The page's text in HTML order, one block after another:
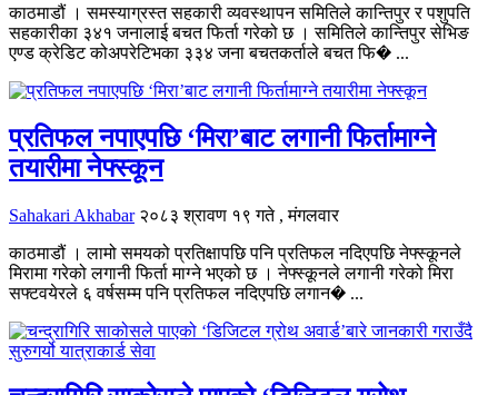
काठमाडौं । समस्याग्रस्त सहकारी व्यवस्थापन समितिले कान्तिपुर र पशुपति
सहकारीका ३४१ जनालाई बचत फिर्ता गरेको छ । समितिले कान्तिपुर सेभिङ
एण्ड क्रेडिट कोअपरेटिभका ३३४ जना बचतकर्ताले बचत फि� ...
प्रतिफल नपाएपछि ‘मिरा’बाट लगानी फिर्तामाग्ने
तयारीमा नेफ्स्कून
Sahakari Akhabar २०८३ श्रावण १९ गते , मंगलवार
काठमाडौं । लामो समयको प्रतिक्षापछि पनि प्रतिफल नदिएपछि नेफ्स्कूनले
मिरामा गरेको लगानी फिर्ता माग्ने भएको छ । नेफ्स्कूनले लगानी गरेको मिरा
सफ्टवयेरले ६ वर्षसम्म पनि प्रतिफल नदिएपछि लगान� ...